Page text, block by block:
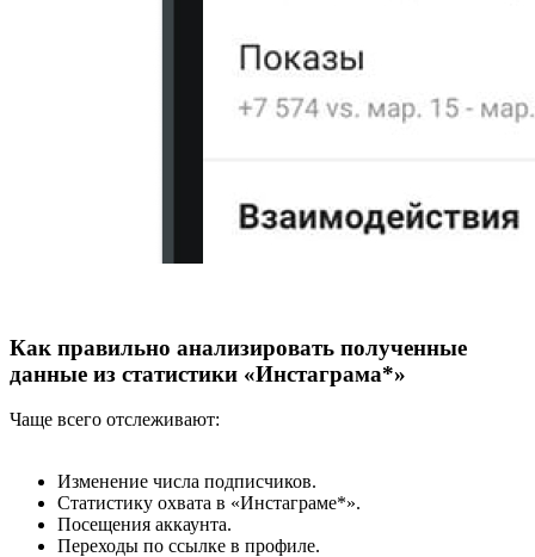
Как правильно анализировать полученные
данные из статистики «Инстаграма*»
Чаще всего отслеживают:
Изменение числа подписчиков.
Статистику охвата в «Инстаграме*».
Посещения аккаунта.
Переходы по ссылке в профиле.